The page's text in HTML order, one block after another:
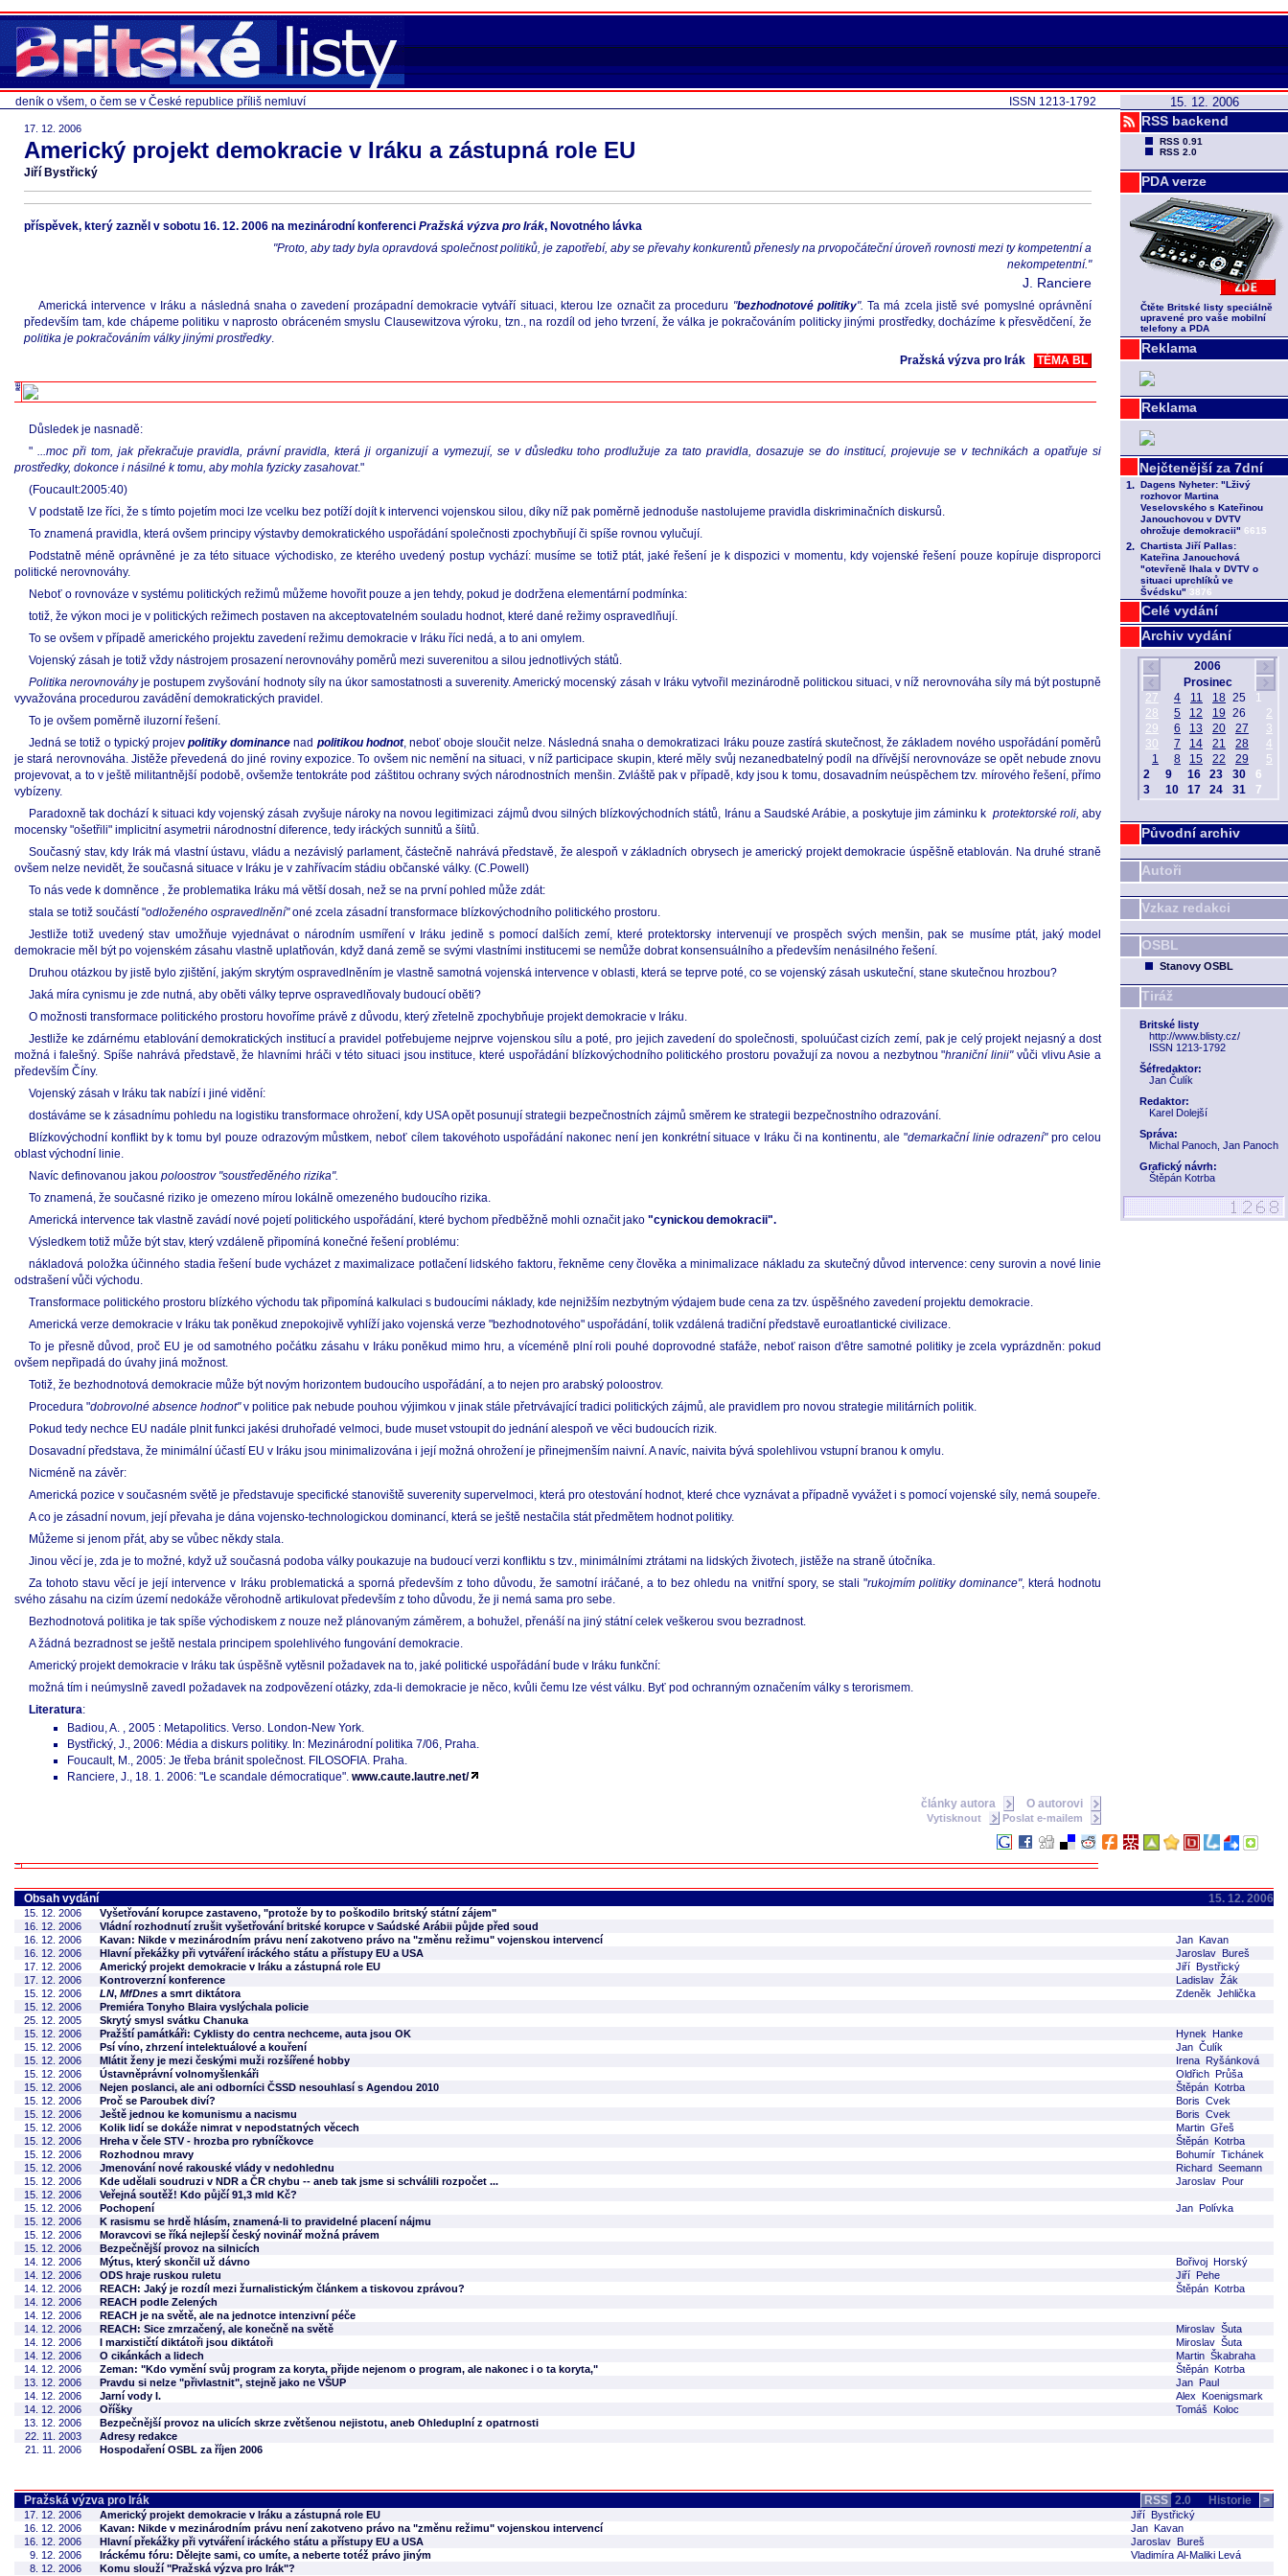
15. 12. 2006
RSS backend
RSS 0.91
RSS 2.0
PDA verze
Čtěte Britské listy speciálně
upravené pro vaše mobilní
telefony a PDA
Reklama
Reklama
Celé vydání
Archiv vydání
Původní archiv
Autoři
Vzkaz redakci
OSBL
Stanovy OSBL
Tiráž
Britské listy
http://www.blisty.cz/
ISSN 1213-1792
Šéfredaktor:
Jan Čulík
Redaktor:
Karel Dolejší
Správa:
Michal Panoch, Jan Panoch
Grafický návrh:
Štěpán Kotrba
ISSN 1213-1792
deník o všem, o čem se v České republice příliš nemluví
17. 12. 2006
Americký projekt demokracie v Iráku a zástupná role EU
Jiří Bystřický
příspěvek, který zazněl v sobotu 16. 12. 2006 na mezinárodní konferenci Pražská výzva pro Irák, Novotného lávka
"Proto, aby tady byla opravdová společnost politiků, je zapotřebí, aby se převahy konkurentů přenesly na prvopočáteční úroveň rovnosti mezi ty kompetentní a
nekompetentní."
J. Ranciere
Americká intervence v Iráku a následná snaha o zavedení prozápadní demokracie vytváří situaci, kterou lze označit za proceduru "bezhodnotové politiky". Ta má zcela jistě své pomyslné oprávnění
především tam, kde chápeme politiku v naprosto obráceném smyslu Clausewitzova výroku, tzn., na rozdíl od jeho tvrzení, že válka je pokračováním politicky jinými prostředky, docházíme k přesvědčení, že
politika je pokračováním války jinými prostředky.
Pražská výzva pro Irák
TÉMA BL
Důsledek je nasnadě:
" ...moc při tom, jak překračuje pravidla, právní pravidla, která ji organizují a vymezují, se v důsledku toho prodlužuje za tato pravidla, dosazuje se do institucí, projevuje se v technikách a opatřuje si
prostředky, dokonce i násilné k tomu, aby mohla fyzicky zasahovat."
(Foucault:2005:40)
V podstatě lze říci, že s tímto pojetím moci lze vcelku bez potíží dojít k intervenci vojenskou silou, díky níž pak poměrně jednoduše nastolujeme pravidla diskriminačních diskursů.
To znamená pravidla, která ovšem principy výstavby demokratického uspořádání společnosti zpochybňují či spíše rovnou vylučují.
Podstatně méně oprávněné je za této situace východisko, ze kterého uvedený postup vychází: musíme se totiž ptát, jaké řešení je k dispozici v momentu, kdy vojenské řešení pouze kopíruje disproporci
politické nerovnováhy.
Neboť o rovnováze v systému politických režimů můžeme hovořit pouze a jen tehdy, pokud je dodržena elementární podmínka:
totiž, že výkon moci je v politických režimech postaven na akceptovatelném souladu hodnot, které dané režimy ospravedlňují.
To se ovšem v případě amerického projektu zavedení režimu demokracie v Iráku říci nedá, a to ani omylem.
Vojenský zásah je totiž vždy nástrojem prosazení nerovnováhy poměrů mezi suverenitou a silou jednotlivých států.
Politika nerovnováhyje postupem zvyšování hodnoty síly na úkor samostatnosti a suverenity. Americký mocenský zásah v Iráku vytvořil mezinárodně politickou situaci, v níž nerovnováha síly má být postupně
vyvažována procedurou zavádění demokratických pravidel.
To je ovšem poměrně iluzorní řešení.
Jedná se totiž o typický projevpolitiky dominance nad politikou hodnot, neboť oboje sloučit nelze. Následná snaha o demokratizaci Iráku pouze zastírá skutečnost, že základem nového uspořádání poměrů
je stará nerovnováha. Jistěže převedená do jiné roviny expozice. To ovšem nic nemění na situaci, v níž participace skupin, které měly svůj nezanedbatelný podíl na dřívější nerovnováze se opět nebude znovu
projevovat, a to v ještě militantnější podobě, ovšemže tentokráte pod záštitou ochrany svých národnostních menšin. Zvláště pak v případě, kdy jsou k tomu, dosavadním neúspěchem tzv. mírového řešení, přímo
vybízeny.
Paradoxně tak dochází k situaci kdy vojenský zásah zvyšuje nároky na novou legitimizaci zájmů dvou silných blízkovýchodních států, Iránu a Saudské Arábie, a poskytuje jim záminku k protektorské roli, aby
mocensky "ošetřili" implicitní asymetrii národnostní diference, tedy iráckých sunnitů a šíitů.
Současný stav, kdy Irák má vlastní ústavu, vládu a nezávislý parlament, částečně nahrává představě, že alespoň v základních obrysech je americký projekt demokracie úspěšně etablován. Na druhé straně
ovšem nelze nevidět, že současná situace v Iráku je v zahřívacím stádiu občanské války. (C.Powell)
To nás vede k domněnce , že problematika Iráku má větší dosah, než se na první pohled může zdát:
stala se totiž součástí "odloženého ospravedlnění"oné zcela zásadní transformace blízkovýchodního politického prostoru.
Jestliže totiž uvedený stav umožňuje vyjednávat o národním usmíření v Iráku jedině s pomocí dalších zemí, které protektorsky intervenují ve prospěch svých menšin, pak se musíme ptát, jaký model
demokracie měl být po vojenském zásahu vlastně uplatňován, když daná země se svými vlastními institucemi se nemůže dobrat konsensuálního a především nenásilného řešení.
Druhou otázkou by jistě bylo zjištění, jakým skrytým ospravedlněním je vlastně samotná vojenská intervence v oblasti, která se teprve poté, co se vojenský zásah uskuteční, stane skutečnou hrozbou?
Jaká míra cynismu je zde nutná, aby oběti války teprve ospravedlňovaly budoucí oběti?
O možnosti transformace politického prostoru hovoříme právě z důvodu, který zřetelně zpochybňuje projekt demokracie v Iráku.
Jestliže ke zdárnému etablování demokratických institucí a pravidel potřebujeme nejprve vojenskou sílu a poté, pro jejich zavedení do společnosti, spoluúčast cizích zemí, pak je celý projekt nejasný a dost
možná i falešný. Spíše nahrává představě, že hlavními hráči v této situaci jsou instituce, které uspořádání blízkovýchodního politického prostoru považují za novou a nezbytnou "hraniční linii"vůči vlivu Asie a
především Číny.
Vojenský zásah v Iráku tak nabízí i jiné vidění:
dostáváme se k zásadnímu pohledu na logistiku transformace ohrožení, kdy USA opět posunují strategii bezpečnostních zájmů směrem ke strategii bezpečnostního odrazování.
Blízkovýchodní konflikt by k tomu byl pouze odrazovým můstkem, neboť cílem takovéhoto uspořádání nakonec není jen konkrétní situace v Iráku či na kontinentu, ale "demarkační linie odrazení"pro celou
oblast východní linie.
Navíc definovanou jakou poloostrov "soustředěného rizika".
To znamená, že současné riziko je omezeno mírou lokálně omezeného budoucího rizika.
Americká intervence tak vlastně zavádí nové pojetí politického uspořádání, které bychom předběžně mohli označit jako "cynickou demokracii".
Výsledkem totiž může být stav, který vzdáleně připomíná konečné řešení problému:
nákladová položka účinného stadia řešení bude vycházet z maximalizace potlačení lidského faktoru, řekněme ceny člověka a minimalizace nákladu za skutečný důvod intervence: ceny surovin a nové linie
odstrašení vůči východu.
Transformace politického prostoru blízkého východu tak připomíná kalkulaci s budoucími náklady, kde nejnižším nezbytným výdajem bude cena za tzv. úspěšného zavedení projektu demokracie.
Americká verze demokracie v Iráku tak poněkud znepokojivě vyhlíží jako vojenská verze "bezhodnotového" uspořádání, tolik vzdálená tradiční představě euroatlantické civilizace.
To je přesně důvod, proč EU je od samotného počátku zásahu v Iráku poněkud mimo hru, a víceméně plní roli pouhé doprovodné stafáže, neboť raison d'être samotné politiky je zcela vyprázdněn: pokud
ovšem nepřipadá do úvahy jiná možnost.
Totiž, že bezhodnotová demokracie může být novým horizontem budoucího uspořádání, a to nejen pro arabský poloostrov.
Procedura "dobrovolné absence hodnot"v politice pak nebude pouhou výjimkou v jinak stále přetrvávající tradici politických zájmů, ale pravidlem pro novou strategie militárních politik.
Pokud tedy nechce EU nadále plnit funkci jakési druhořadé velmoci, bude muset vstoupit do jednání alespoň ve věci budoucích rizik.
Dosavadní představa, že minimální účastí EU v Iráku jsou minimalizována i její možná ohrožení je přinejmenším naivní. A navíc, naivita bývá spolehlivou vstupní branou k omylu.
Nicméně na závěr:
Americká pozice v současném světě je představuje specifické stanoviště suverenity supervelmoci, která pro otestování hodnot, které chce vyznávat a případně vyvážet i s pomocí vojenské síly, nemá soupeře.
A co je zásadní novum, její převaha je dána vojensko-technologickou dominancí, která se ještě nestačila stát předmětem hodnot politiky.
Můžeme si jenom přát, aby se vůbec někdy stala.
Jinou věcí je, zda je to možné, když už současná podoba války poukazuje na budoucí verzi konfliktu s tzv., minimálními ztrátami na lidských životech, jistěže na straně útočníka.
Za tohoto stavu věcí je její intervence v Iráku problematická a sporná především z toho důvodu, že samotní iráčané, a to bez ohledu na vnitřní spory, se stali "rukojmím politiky dominance", která hodnotu
svého zásahu na cizím území nedokáže věrohodně artikulovat především z toho důvodu, že ji nemá sama pro sebe.
Bezhodnotová politika je tak spíše východiskem z nouze než plánovaným záměrem, a bohužel, přenáší na jiný státní celek veškerou svou bezradnost.
A žádná bezradnost se ještě nestala principem spolehlivého fungování demokracie.
Americký projekt demokracie v Iráku tak úspěšně vytěsnil požadavek na to, jaké politické uspořádání bude v Iráku funkční:
možná tím i neúmyslně zavedl požadavek na zodpovězení otázky, zda-li demokracie je něco, kvůli čemu lze vést válku. Byť pod ochranným označením války s terorismem.
Literatura:
Badiou, A. , 2005 : Metapolitics. Verso. London-New York.
Bystřický, J., 2006: Média a diskurs politiky. In: Mezinárodní politika 7/06, Praha.
Foucault, M., 2005: Je třeba bránit společnost. FILOSOFIA. Praha.
Ranciere, J., 18. 1. 2006: "Le scandale démocratique". www.caute.lautre.net/
články autora
O autorovi
Vytisknout Poslat e-mailem
Obsah vydání 15. 12. 2006
15. 12. 2006
Vyšetřování korupce zastaveno, "protože by to poškodilo britský státní zájem"
16. 12. 2006
Vládní rozhodnutí zrušit vyšetřování britské korupce v Saúdské Arábii půjde před soud
16. 12. 2006
Kavan: Nikde v mezinárodním právu není zakotveno právo na "změnu režimu" vojenskou intervencí
Jan Kavan
16. 12. 2006
Hlavní překážky při vytváření iráckého státu a přístupy EU a USA
Jaroslav Bureš
17. 12. 2006
Americký projekt demokracie v Iráku a zástupná role EU
Jiří Bystřický
17. 12. 2006
Kontroverzní konference
Ladislav Žák
15. 12. 2006
LN, MfDnes a smrt diktátora
Zdeněk Jehlička
15. 12. 2006
Premiéra Tonyho Blaira vyslýchala policie
25. 12. 2005
Skrytý smysl svátku Chanuka
15. 12. 2006
Pražští památkáři: Cyklisty do centra nechceme, auta jsou OK
Hynek Hanke
15. 12. 2006
Psí víno, zhrzení intelektuálové a kouření
Jan Čulík
15. 12. 2006
Mlátit ženy je mezi českými muži rozšířené hobby
Irena Ryšánková
15. 12. 2006
Ústavněprávní volnomyšlenkáři
Oldřich Průša
15. 12. 2006
Nejen poslanci, ale ani odborníci ČSSD nesouhlasí s Agendou 2010
Štěpán Kotrba
15. 12. 2006
Proč se Paroubek diví?
Boris Cvek
15. 12. 2006
Ještě jednou ke komunismu a nacismu
Boris Cvek
15. 12. 2006
Kolik lidí se dokáže nimrat v nepodstatných věcech
Martin Gřeš
15. 12. 2006
Hreha v čele STV - hrozba pro rybníčkovce
Štěpán Kotrba
15. 12. 2006
Rozhodnou mravy
Bohumír Tichánek
15. 12. 2006
Jmenování nové rakouské vlády v nedohlednu
Richard Seemann
15. 12. 2006
Kde udělali soudruzi v NDR a ČR chybu -- aneb tak jsme si schválili rozpočet ...
Jaroslav Pour
15. 12. 2006
Veřejná soutěž! Kdo půjčí 91,3 mld Kč?
15. 12. 2006
Pochopení
Jan Polívka
15. 12. 2006
K rasismu se hrdě hlásím, znamená-li to pravidelné placení nájmu
15. 12. 2006
Moravcovi se říká nejlepší český novinář možná právem
15. 12. 2006
Bezpečnější provoz na silnicích
14. 12. 2006
Mýtus, který skončil už dávno
Bořivoj Horský
14. 12. 2006
ODS hraje ruskou ruletu
Jiří Pehe
14. 12. 2006
REACH: Jaký je rozdíl mezi žurnalistickým článkem a tiskovou zprávou?
Štěpán Kotrba
14. 12. 2006
REACH podle Zelených
14. 12. 2006
REACH je na světě, ale na jednotce intenzivní péče
14. 12. 2006
REACH: Sice zmrzačený, ale konečně na světě
Miroslav Šuta
14. 12. 2006
I marxističtí diktátoři jsou diktátoři
Miroslav Šuta
14. 12. 2006
O cikánkách a lidech
Martin Škabraha
14. 12. 2006
Zeman: "Kdo vymění svůj program za koryta, přijde nejenom o program, ale nakonec i o ta koryta,"
Štěpán Kotrba
13. 12. 2006
Pravdu si nelze "přivlastnit", stejně jako ne VŠUP
Jan Paul
14. 12. 2006
Jarní vody I.
Alex Koenigsmark
14. 12. 2006
Oříšky
Tomáš Koloc
13. 12. 2006
Bezpečnější provoz na ulicích skrze zvětšenou nejistotu, aneb Ohleduplní z opatrnosti
22. 11. 2003
Adresy redakce
21. 11. 2006
Hospodaření OSBL za říjen 2006
Pražská výzva pro Irák RSS 2.0 Historie >
17. 12. 2006 Americký projekt demokracie v Iráku a zástupná role EU
Jiří Bystřický
16. 12. 2006
Kavan: Nikde v mezinárodním právu není zakotveno právo na "změnu režimu" vojenskou intervencí
Jan Kavan
16. 12. 2006
Hlavní překážky při vytváření iráckého státu a přístupy EU a USA
Jaroslav Bureš
9. 12. 2006
Iráckému fóru: Dělejte sami, co umíte, a neberte totéž právo jiným
Vladimíra Al-Maliki Levá
8. 12. 2006
Komu slouží "Pražská výzva pro Irák"?